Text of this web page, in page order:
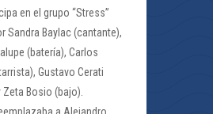
en el grupo “Stress”
Sandra Baylac (cantante),
(batería), Carlos
Gustavo Cerati
Bosio (bajo).